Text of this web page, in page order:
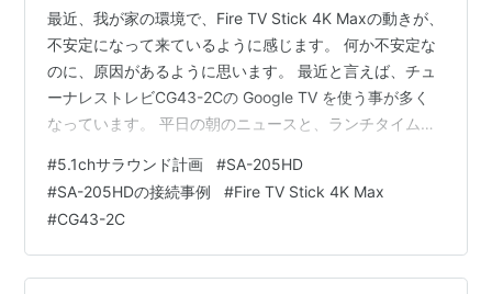
最近、我が家の環境で、Fire TV Stick 4K Maxの動きが、
不安定になって来ているように感じます。 何か不安定な
のに、原因があるように思います。 最近と言えば、チュ
ーナレストレビCG43-2Cの Google TV を使う事が多く
なっています。 平日の朝のニュースと、ランチタイムと
Stick 4K Maxを通して、使う機会が少なくなっていたと
思います。 いろいろと行事事が多くて、ゆっくり休日映
画でも観る機会が減ったからですね。 平日のYouTubeタ
イムなら、それほど音声の質を意識することがすくない
コンテンツが多くなっていま…
#5.1chサラウンド計画 #SA-205HD
#SA-205HDの接続事例 #Fire TV Stick 4K Max
#CG43-2C